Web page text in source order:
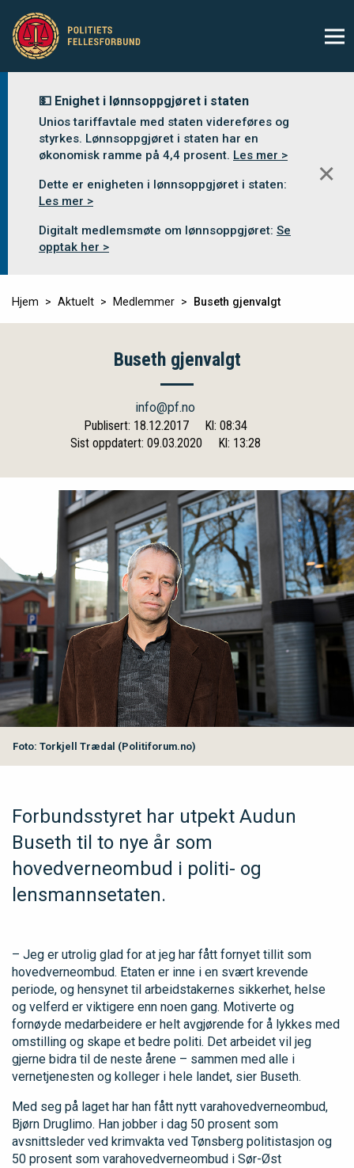
💵 Enighet i lønnsoppgjøret i staten
Unios tariffavtale med staten videreføres og
styrkes. Lønnsoppgjøret i staten har en
økonomisk ramme på 4,4 prosent. Les mer >
Dette er enigheten i lønnsoppgjøret i staten:
Les mer >
Digitalt medlemsmøte om lønnsoppgjøret: Se
opptak her >
✕
Hjem Aktuelt Medlemmer Buseth gjenvalgt
Buseth gjenvalgt
info@pf.no
Publisert: 18.12.2017
Kl: 08:34
Sist oppdatert: 09.03.2020
Kl: 13:28
Foto: Torkjell Trædal (Politiforum.no)
Forbundsstyret har utpekt Audun
Buseth til to nye år som
hovedverneombud i politi- og
lensmannsetaten.
– Jeg er utrolig glad for at jeg har fått fornyet tillit som
hovedverneombud. Etaten er inne i en svært krevende
periode, og hensynet til arbeidstakernes sikkerhet, helse
og velferd er viktigere enn noen gang. Motiverte og
fornøyde medarbeidere er helt avgjørende for å lykkes med
omstilling og skape et bedre politi. Det arbeidet vil jeg
gjerne bidra til de neste årene – sammen med alle i
vernetjenesten og kolleger i hele landet, sier Buseth.
Med seg på laget har han fått nytt varahovedverneombud,
Bjørn Druglimo. Han jobber i dag 50 prosent som
avsnittsleder ved krimvakta ved Tønsberg politistasjon og
50 prosent som varahovedverneombud i Sør-Øst